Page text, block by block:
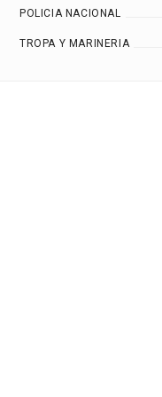
POLICIA NACIONAL
TROPA Y MARINERIA